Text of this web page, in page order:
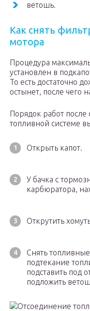
ветошь.
Как снять
мотора
Процедура
установлен в
То есть достаточно
остынет, после чего
Порядок работ после
топливной системе
Открыть капот.
У бачка с
карбюратора,
Открутить
Снять
подтекание
подставить под
подложить
Отсоединение